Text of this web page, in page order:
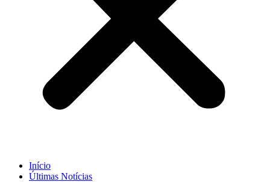
Início
Últimas Notícias